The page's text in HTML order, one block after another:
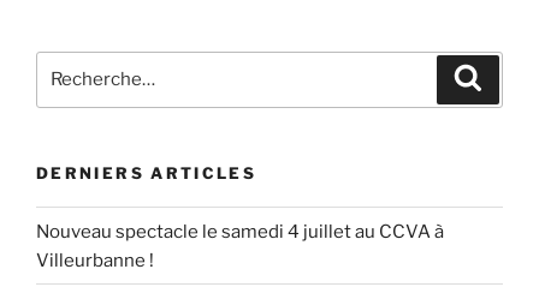
pour
DERNIERS ARTICLES
Nouveau spectacle le samedi 4 juillet au CCVA à
Villeurbanne !